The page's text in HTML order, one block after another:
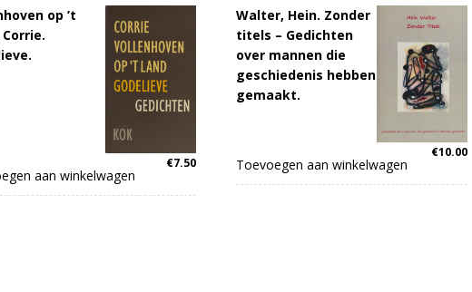
op ’t
€7.50
aan winkelwagen
Walter, Hein. Zonder
titels – Gedichten
over mannen die
geschiedenis hebben
gemaakt.
€10.00
Toevoegen aan winkelwagen